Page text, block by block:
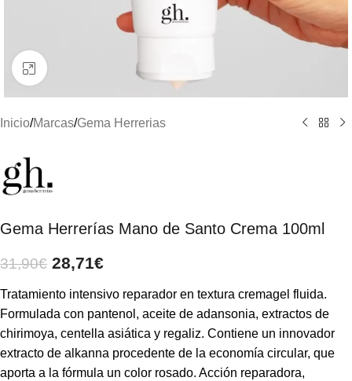
Clic para ampliar
Inicio/Marcas/Gema Herrerias
Gema Herrerías Mano de Santo Crema 100ml
31,90€ 28,71€
Tratamiento intensivo reparador en textura cremagel fluida.
Formulada con pantenol, aceite de adansonia, extractos de
chirimoya, centella asiática y regaliz. Contiene un innovador
extracto de alkanna procedente de la economía circular, que
aporta a la fórmula un color rosado. Acción reparadora,